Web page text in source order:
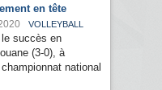
en tête
VOLLEYBALL
le succès en
(3-0), à
national